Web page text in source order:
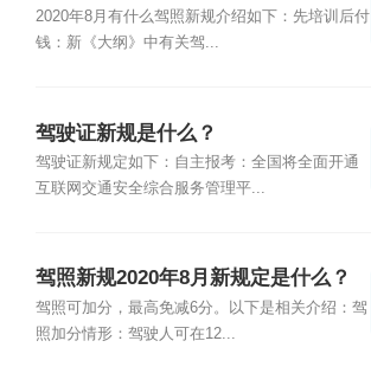
2020年8月有什么驾照新规介绍如下：先培训后付
钱：新《大纲》中有关驾...
驾驶证新规是什么？
驾驶证新规定如下：自主报考：全国将全面开通
互联网交通安全综合服务管理平...
驾照新规2020年8月新规定是什么？
驾照可加分，最高免减6分。以下是相关介绍：驾
照加分情形：驾驶人可在12...